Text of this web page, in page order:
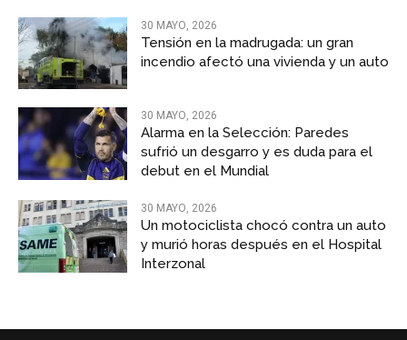
30 MAYO, 2026
Tensión en la madrugada: un gran
incendio afectó una vivienda y un auto
30 MAYO, 2026
Alarma en la Selección: Paredes
sufrió un desgarro y es duda para el
debut en el Mundial
30 MAYO, 2026
Un motociclista chocó contra un auto
y murió horas después en el Hospital
Interzonal